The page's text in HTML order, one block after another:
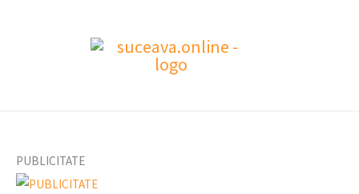
PUBLICITATE